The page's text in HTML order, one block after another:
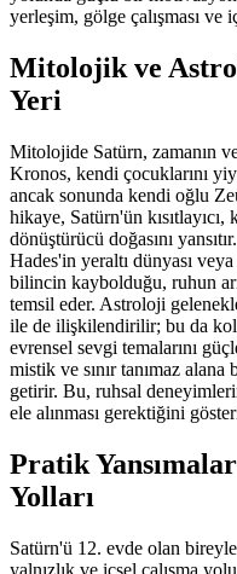
yerleşim, gölge çalışması
Mitolojik ve
Yeri
Mitolojide Satürn, zamanın
Kronos, kendi çocuklarını
ancak sonunda kendi oğlu
hikaye, Satürn'ün
dönüştürücü doğasını
Hades'in yeraltı dünyası
bilincin kaybolduğu, ruhun
temsil eder. Astroloji
ile de ilişkilendirilir; bu da
evrensel sevgi temalarını
mistik ve sınır tanımaz
getirir. Bu, ruhsal
ele alınması gerektiğini
Pratik
Yolları
Satürn'ü 12. evde olan
yalnızlık ve içsel çalışma